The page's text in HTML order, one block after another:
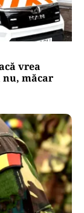
vrea
nu, măcar